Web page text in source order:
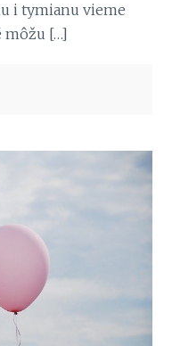
i tymianu vieme
môžu […]